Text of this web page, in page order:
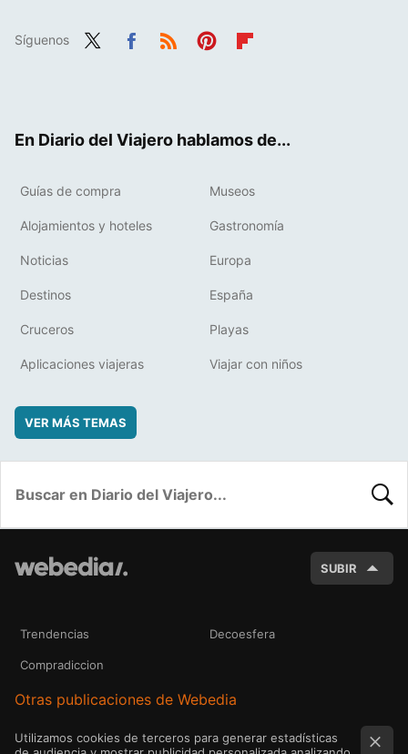
Síguenos
En Diario del Viajero hablamos de...
Guías de compra Museos
Alojamientos y hoteles Gastronomía
Noticias Europa
Destinos España
Cruceros Playas
Aplicaciones viajeras Viajar con niños
VER MÁS TEMAS
SUBIR
Trendencias Decoesfera
Compradiccion
Otras publicaciones de Webedia
Utilizamos cookies de terceros para generar estadísticas